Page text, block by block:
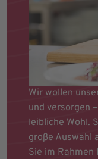
Wir wollen
und versorgen
leibliche Wohl.
große Auswahl
Sie im Rahmen